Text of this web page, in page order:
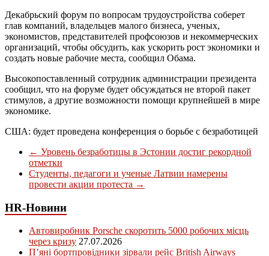
Декабрьский форум по вопросам трудоустройства соберет
глав компаний, владельцев малого бизнеса, ученых,
экономистов, представителей профсоюзов и некоммерческих
организаций, чтобы обсудить, как ускорить рост экономики и
создать новые рабочие места, сообщил Обама.
Высокопоставленный сотрудник администрации президента
сообщил, что на форуме будет обсуждаться не второй пакет
стимулов, а другие возможности помощи крупнейшей в мире
экономике.
США: будет проведена конференция о борьбе с безработицей
← Уровень безработицы в Эстонии достиг рекордной
отметки
Студенты, педагоги и ученые Латвии намерены
провести акции протеста →
HR-Новини
Автовиробник Porsche скоротить 5000 робочих місць
через кризу 27.07.2026
П’яні бортпровідники зірвали рейс British Airways